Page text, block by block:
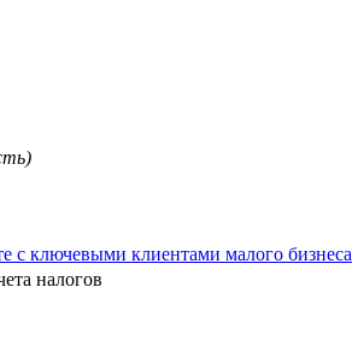
с ключевыми клиентами малого бизнеса
налогов